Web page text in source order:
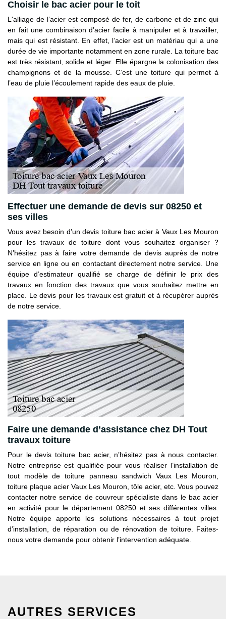
Choisir le bac acier pour le toit
L'alliage de l’acier est composé de fer, de carbone et de zinc qui
en fait une combinaison d’acier facile à manipuler et à travailler,
mais qui est résistant. En effet, l’acier est un matériau qui a une
durée de vie importante notamment en zone rurale. La toiture bac
est très résistant, solide et léger. Elle épargne la colonisation des
champignons et de la mousse. C’est une toiture qui permet à
l’eau de pluie l’écoulement rapide des eaux de pluie.
Effectuer une demande de devis sur 08250 et
ses villes
Vous avez besoin d’un devis toiture bac acier à Vaux Les Mouron
pour les travaux de toiture dont vous souhaitez organiser ?
N’hésitez pas à faire votre demande de devis auprès de notre
service en ligne ou en contactant directement notre service. Une
équipe d’estimateur qualifié se charge de définir le prix des
travaux en fonction des travaux que vous souhaitez mettre en
place. Le devis pour les travaux est gratuit et à récupérer auprès
de notre service.
Faire une demande d’assistance chez DH Tout
travaux toiture
Pour le devis toiture bac acier, n’hésitez pas à nous contacter.
Notre entreprise est qualifiée pour vous réaliser l’installation de
tout modèle de toiture panneau sandwich Vaux Les Mouron,
toiture plaque acier Vaux Les Mouron, tôle acier, etc. Vous pouvez
contacter notre service de couvreur spécialiste dans le bac acier
en activité pour le département 08250 et ses différentes villes.
Notre équipe apporte les solutions nécessaires à tout projet
d’installation, de réparation ou de rénovation de toiture. Faites-
nous votre demande pour obtenir l’intervention adéquate.
AUTRES SERVICES